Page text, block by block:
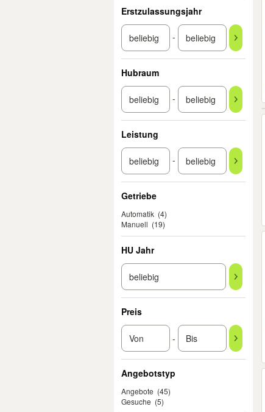
Erstzulassungsjahr
-
Hubraum
-
Leistung
-
Getriebe
Automatik (4)
Manuell (19)
HU Jahr
Preis
-
Angebotstyp
Angebote (45)
Gesuche (5)